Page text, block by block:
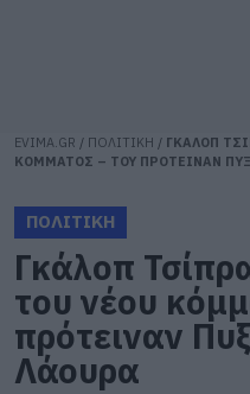
EVIMA.GR / ΠΟΛΙΤΙΚΗ / ΓΚΑΛΟΠ
ΚΟΜΜΑΤΟΣ – ΤΟΥ ΠΡΟΤΕΙΝΑΝ
ΠΟΛΙΤΙΚΗ
Γκάλοπ
του νέου
πρότειναν
Λάουρα